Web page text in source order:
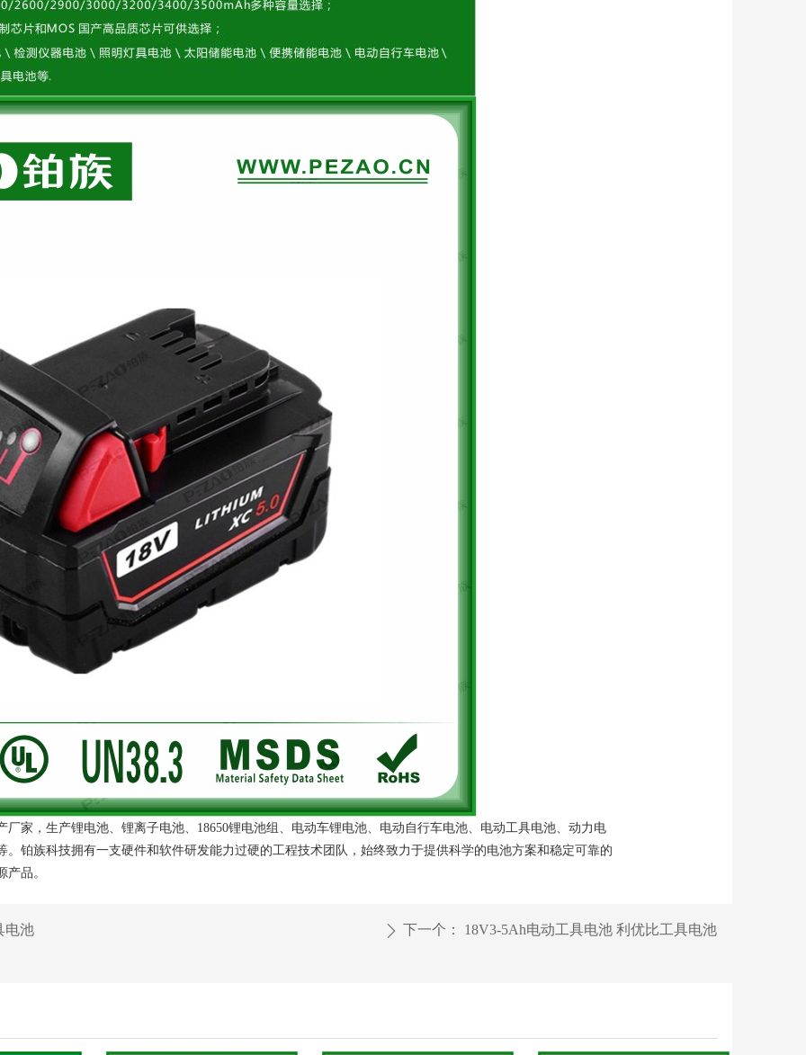
电池 ꄲ 下一个： 18V3-5Ah电动工具电池 利优比工具电池
厂家，生产锂电池、锂离子电池、18650锂电池组、电动车锂电池、电动自行车电池、电动工具电池、动力电
铂族科技拥有一支硬件和软件研发能力过硬的工程技术团队，始终致力于提供科学的电池方案和稳定可靠的
品。